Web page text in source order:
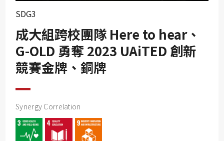
SDG11
SDG12
SDG13
SDG3
成大組跨校團隊 Here to hear、
G-OLD 勇奪 2023 UAiTED 創新
競賽金牌、銅牌
Synergy Correlation